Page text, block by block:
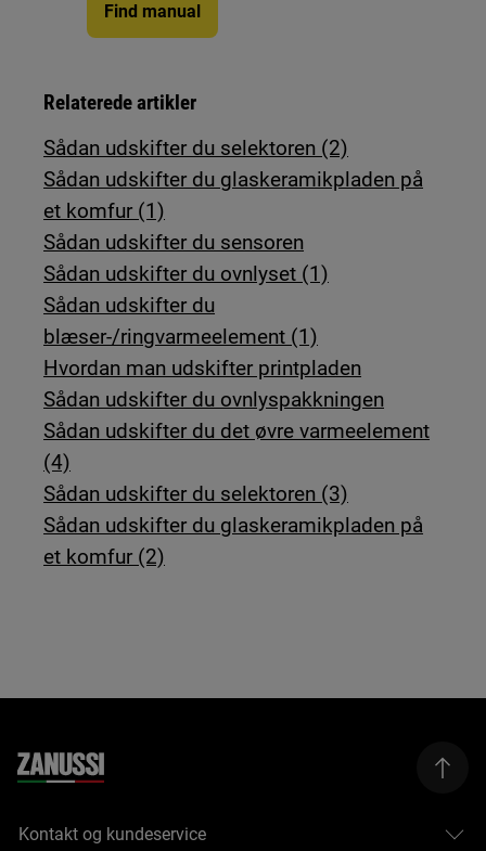
Find manual
Relaterede artikler
Sådan udskifter du selektoren (2)
Sådan udskifter du glaskeramikpladen på
et komfur (1)
Sådan udskifter du sensoren
Sådan udskifter du ovnlyset (1)
Sådan udskifter du
blæser-/ringvarmeelement (1)
Hvordan man udskifter printpladen
Sådan udskifter du ovnlyspakkningen
Sådan udskifter du det øvre varmeelement
(4)
Sådan udskifter du selektoren (3)
Sådan udskifter du glaskeramikpladen på
et komfur (2)
Kontakt og kundeservice